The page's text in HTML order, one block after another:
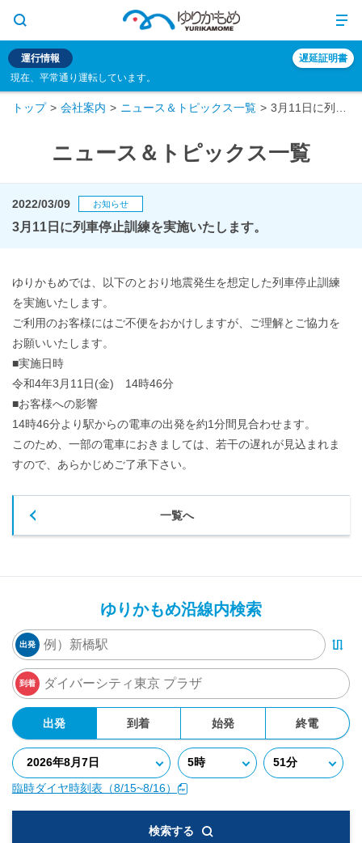
運行情報
現在、平常通り運転しています。
遅延証明書
トップ 会社案内 ニュース＆トピックス一覧
ニュース＆トピックス一覧
2022/03/09 お知らせ
3月11日に列車停止訓練を実施いたします。
ゆりかもめでは、以下のとおり地震発生を想定した列車停止訓練
を実施いたします。
ご利用のお客様にはご不便をおかけしますが、ご理解とご協力を
お願いいたします。
■実施日時
令和4年3 月 11 日(金) 14時46分
■お客様への影響
14時46分より駅からの電車の出発を約1分間見合わせます。
このため、一部の電車におきましては、若干の遅れが見込まれま
すので、あらかじめご了承下さい。
一覧へ
ゆりかもめ沿線内検索
出発
到着
出発 到着 始発 終電
臨時ダイヤ時刻表（8/15~8/16）
検索する